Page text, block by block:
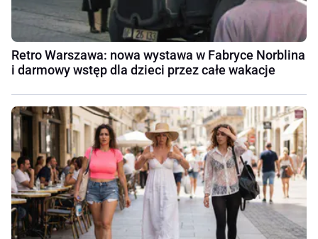
Retro Warszawa: nowa wystawa w Fabryce Norblina
i darmowy wstęp dla dzieci przez całe wakacje